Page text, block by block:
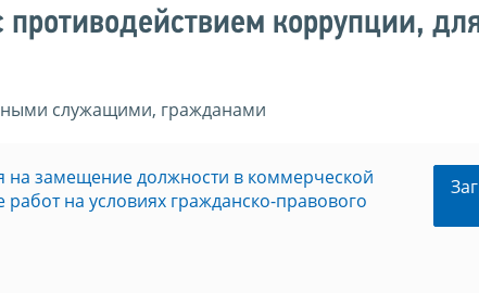
коррупции,
служащими, гражданами
замещение должности в коммерческой
на условиях гражданско-правового